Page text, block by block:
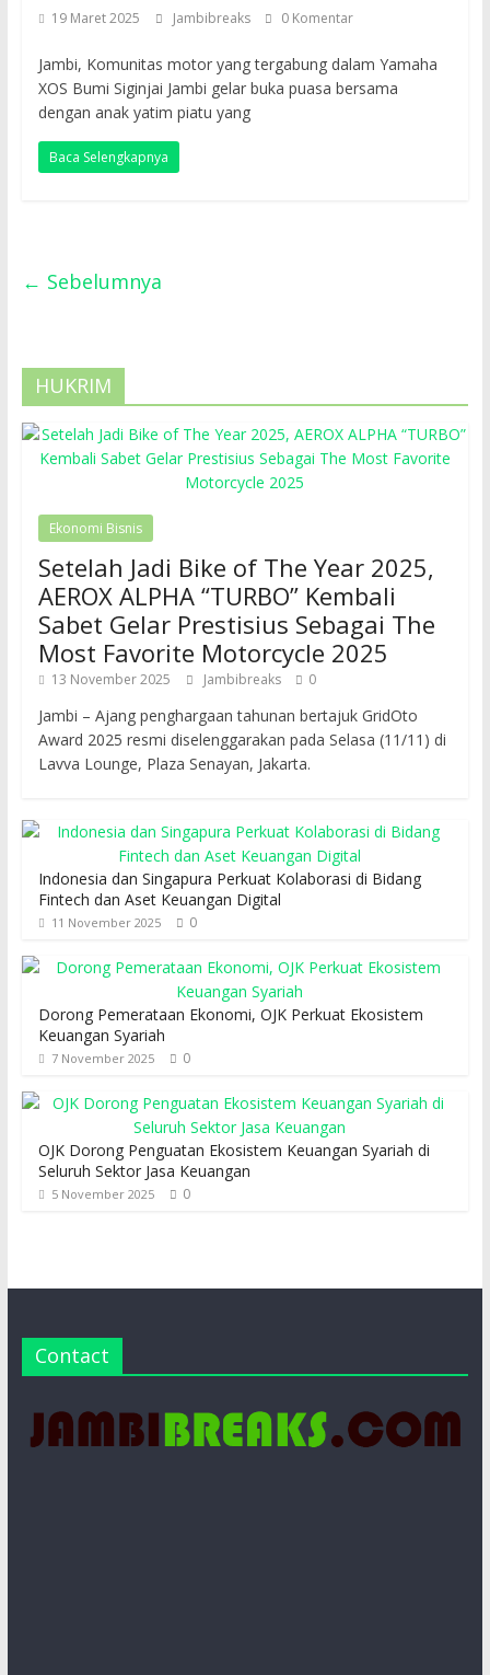
19 Maret 2025 Jambibreaks 0 Komentar
Jambi, Komunitas motor yang tergabung dalam Yamaha
XOS Bumi Siginjai Jambi gelar buka puasa bersama
dengan anak yatim piatu yang
Baca Selengkapnya
← Sebelumnya
HUKRIM
Ekonomi Bisnis
Setelah Jadi Bike of The Year 2025,
AEROX ALPHA “TURBO” Kembali
Sabet Gelar Prestisius Sebagai The
Most Favorite Motorcycle 2025
13 November 2025 Jambibreaks 0
Jambi – Ajang penghargaan tahunan bertajuk GridOto
Award 2025 resmi diselenggarakan pada Selasa (11/11) di
Lavva Lounge, Plaza Senayan, Jakarta.
Indonesia dan Singapura Perkuat Kolaborasi di Bidang
Fintech dan Aset Keuangan Digital
11 November 2025 0
Dorong Pemerataan Ekonomi, OJK Perkuat Ekosistem
Keuangan Syariah
7 November 2025 0
OJK Dorong Penguatan Ekosistem Keuangan Syariah di
Seluruh Sektor Jasa Keuangan
5 November 2025 0
Contact